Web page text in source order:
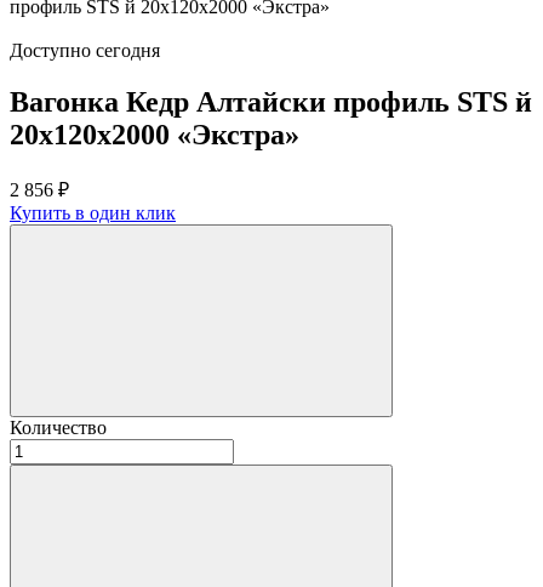
профиль STS й 20х120х2000 «Экстра»
Доступно сегодня
Вагонка Кедр Алтайски профиль STS й
20х120х2000 «Экстра»
2 856 ₽
Купить в один клик
Количество
Количество
товара